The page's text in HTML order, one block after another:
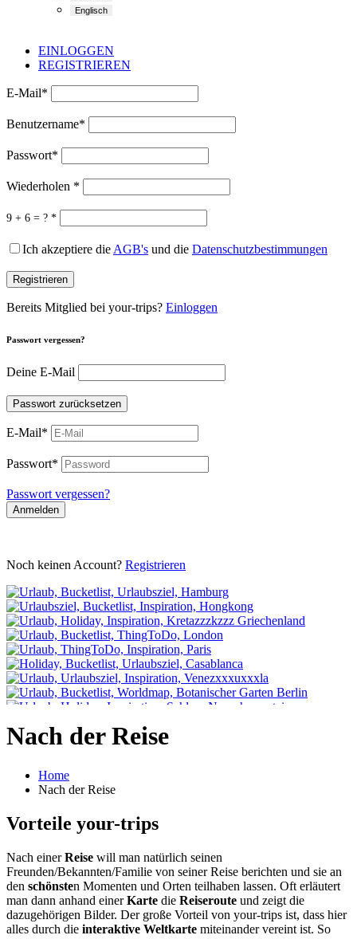
EINLOGGEN
REGISTRIEREN
E-Mail*
Benutzername*
Passwort*
Wiederholen *
9 + 6 = ? *
Ich akzeptiere die AGB's und die Datenschutzbestimmungen
Registrieren
Bereits Mitglied bei your-trips? Einloggen
Passwort vergessen?
Deine E-Mail
Passwort zurücksetzen
E-Mail*
Passwort*
Passwort vergessen?
Anmelden
Noch keinen Account? Registrieren
Nach der Reise
Home
Nach der Reise
Vorteile your-trips
Nach einerReise will man natürlich seinen
Freunden/Bekannten/Familie von seiner Reise berichten und sie an
den schönsten Momenten und Orten teilhaben lassen. Oft erläutert
man dann anhand einerKarte die Reiseroute und zeigt die
dazugehörigen Bilder. Der große Vorteil von your-trips ist, dass hier
alles durch die interaktive Weltkarte miteinander vereint ist. So